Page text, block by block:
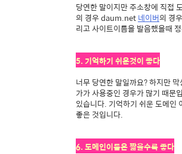
당연한 말이지만 주소창에 직접
의 경우 daum.net네이버의 경
리고 사이트이름을 발음했을때
5. 기억하기 쉬운것이 좋다
너무 당연한 말일까요? 하지만
가가 사용중인 경우가 많기 때문
있습니다. 기억하기 쉬운 도메인
좋은 것입니다.
6. 도메인이름은 짧을수록 좋다